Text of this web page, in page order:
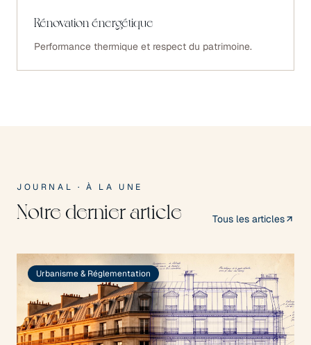
Rénovation énergétique
Performance thermique et respect du patrimoine.
JOURNAL · À LA UNE
Notre dernier article Tous les articles
Urbanisme & Réglementation